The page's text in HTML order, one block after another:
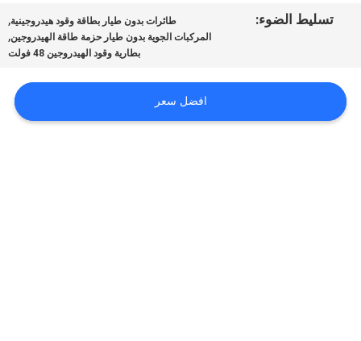
القضايا
عرض
أسعار
تسليط الضوء: طائرات بدون طيار بطاقة وقود هيدروجينية,
المركبات الجوية بدون طيار حزمة طاقة الهيدروجين,
بطارية وقود الهيدروجين 48 فولت
افضل سعر